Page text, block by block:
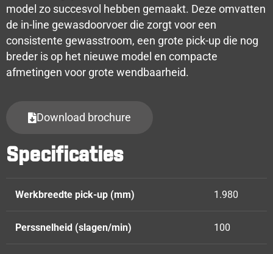
model zo succesvol hebben gemaakt. Deze omvatten
de in-line gewasdoorvoer die zorgt voor een
consistente gewasstroom, een grote pick-up die nog
breder is op het nieuwe model en compacte
afmetingen voor grote wendbaarheid.
Download brochure
Specificaties
Werkbreedte pick-up (mm) 1.980
Perssnelheid (slagen/min) 100